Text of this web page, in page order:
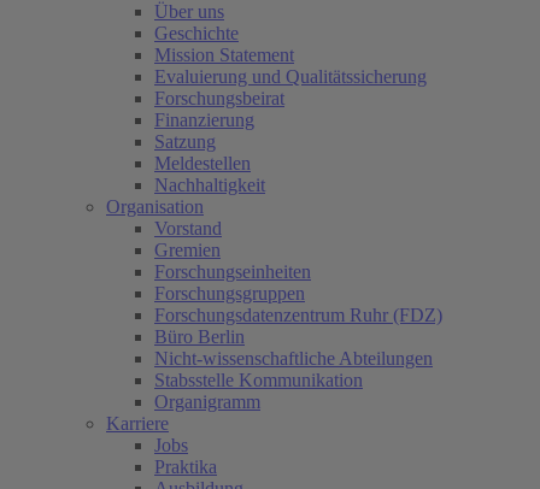
Über uns
Geschichte
Mission Statement
Evaluierung und Qualitätssicherung
Forschungsbeirat
Finanzierung
Satzung
Meldestellen
Nachhaltigkeit
Organisation
Vorstand
Gremien
Forschungseinheiten
Forschungsgruppen
Forschungsdatenzentrum Ruhr (FDZ)
Büro Berlin
Nicht-wissenschaftliche Abteilungen
Stabsstelle Kommunikation
Organigramm
Karriere
Jobs
Praktika